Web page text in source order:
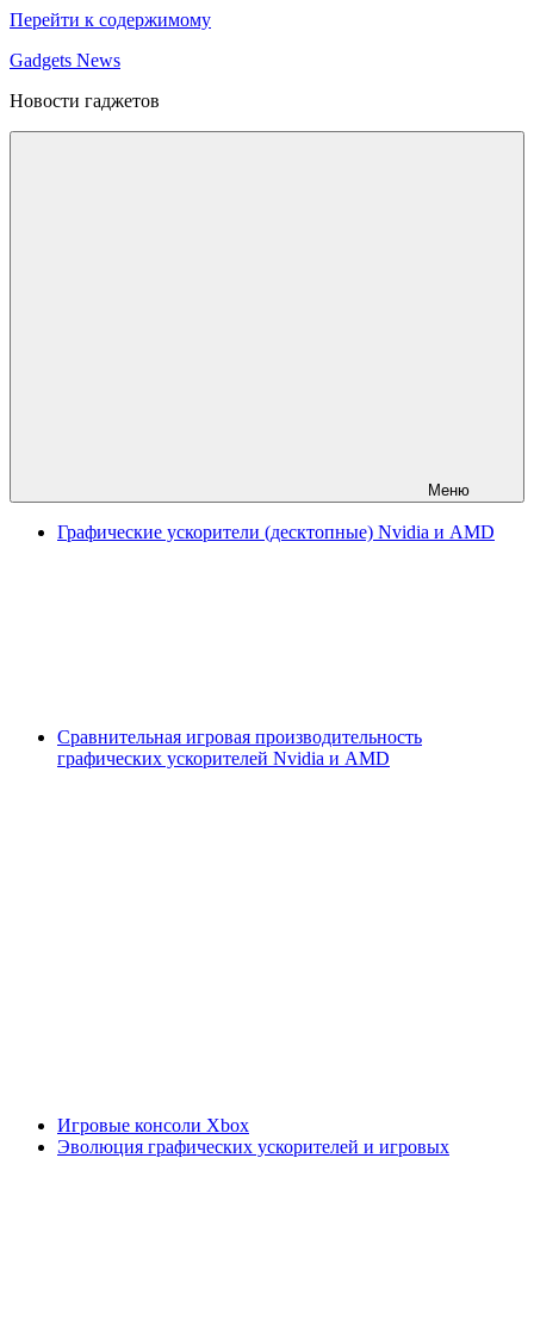
Перейти к содержимому
Gadgets News
Новости гаджетов
Меню
Графические ускорители (десктопные) Nvidia и AMD
Сравнительная игровая производительность
графических ускорителей Nvidia и AMD
Игровые консоли Xbox
Эволюция графических ускорителей и игровых